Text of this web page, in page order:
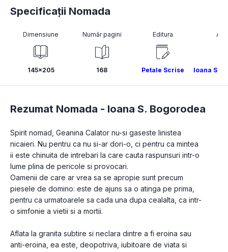
Specificații Nomada
Dimensiune
145x205
Număr pagini
168
Editura
Petale Scrise Ioana S.
Rezumat Nomada - Ioana S. Bogorodea
Spirit nomad, Geanina Calator nu-si gaseste linistea
nicaieri. Nu pentru ca nu si-ar dori-o, ci pentru ca mintea
ii este chinuita de intrebari la care cauta raspunsuri intr-o
lume plina de pericole si provocari.
Oamenii de care ar vrea sa se apropie sunt precum
piesele de domino: este de ajuns sa o atinga pe prima,
pentru ca urmatoarele sa cada una dupa cealalta, ca intr-
o simfonie a vietii si a mortii.
Aflata la granita subtire si neclara dintre a fi eroina sau
anti-eroina, ea este, deopotriva, iubitoare de viata si